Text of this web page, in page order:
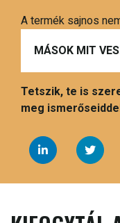
A termék sajnos
MÁSOK MIT
Tetszik, te is
meg